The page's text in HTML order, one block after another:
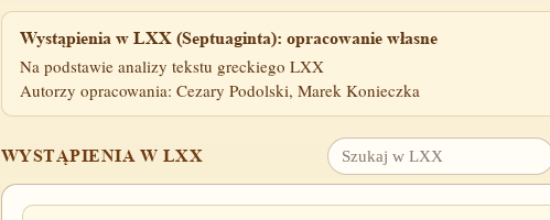
Wystąpienia w LXX (Septuaginta): opracowanie własne
Na podstawie analizy tekstu greckiego LXX
Autorzy opracowania: Cezary Podolski, Marek Konieczka
WYSTĄPIENIA W LXX